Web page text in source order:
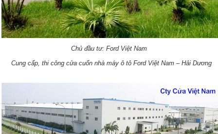
Chủ đầu tư: Ford Việt Nam
Cung cấp, thi công cửa cuốn nhà máy ô tô Ford Việt Nam – Hải Dương